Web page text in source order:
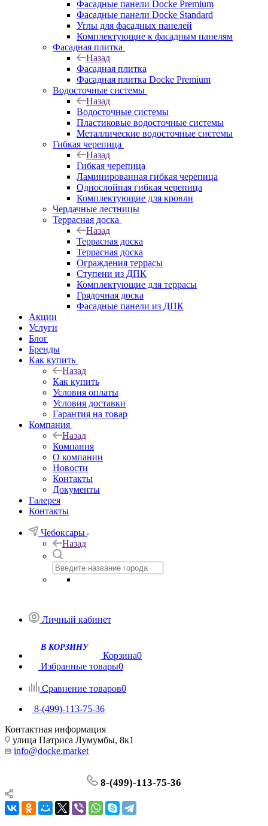
Фасадные панели Docke Premium
Фасадные панели Docke Standard
Углы для фасадных панелей
Комплектующие к фасадным панелям
Фасадная плитка
Назад
Фасадная плитка
Фасадная плитка Docke Premium
Водосточные системы
Назад
Водосточные системы
Пластиковые водосточные системы
Металлические водосточные системы
Гибкая черепица
Назад
Гибкая черепица
Ламинированная гибкая черепица
Однослойная гибкая черепица
Комплектующие для кровли
Чердачные лестницы
Террасная доска
Назад
Террасная доска
Террасная доска
Ограждения террасы
Ступени из ДПК
Комплектующие для террасы
Грядочная доска
Фасадные панели из ДПК
Акции
Услуги
Блог
Бренды
Как купить
Назад
Как купить
Условия оплаты
Условия доставки
Гарантия на товар
Компания
Назад
Компания
О компании
Новости
Контакты
Документы
Галерея
Контакты
Чебоксары
Назад
Личный кабинет
Корзина0
Избранные товары0
Сравнение товаров0
8-(499)-113-75-36
Контактная информация
улица Патриса Лумумбы, 8к1
info@docke.market
8-(499)-113-75-36